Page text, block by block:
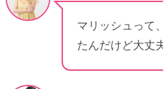
マリッシュって
たんだけど大丈